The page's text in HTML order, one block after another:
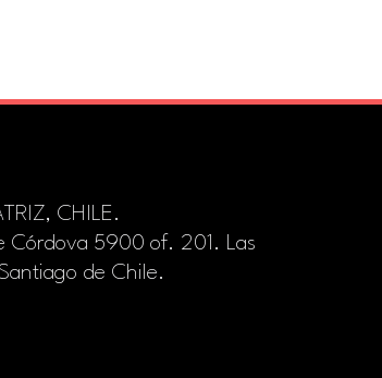
CHILE.
Córdova 5900 of. 201. Las
de Chile.